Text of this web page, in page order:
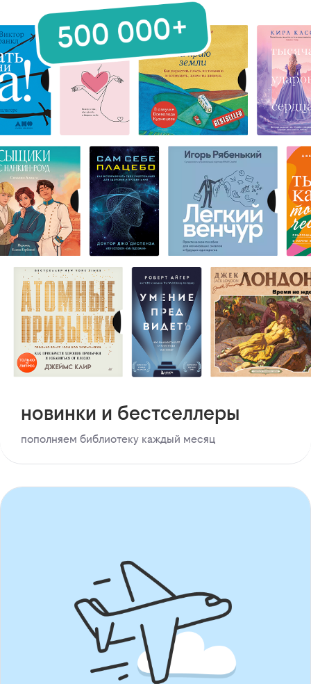
новинки и бестселлеры
пополняем библиотеку каждый месяц